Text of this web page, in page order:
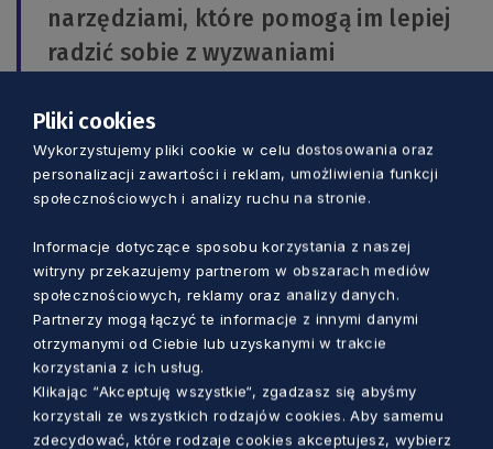
narzędziami, które pomogą im lepiej
radzić sobie z wyzwaniami
Oskar Stabno, przewodniczący Komisji
ds. Zdrowia i Sportu Młodzieżowego
Sejmiku Województwa Pomorskiego
Dla tych, którzy chcą aktywnie uczestniczyć i
zdobywać praktyczne umiejętności,
organizowane są panele dyskusyjne oraz
warsztaty. Podczas nich można nauczyć się
skutecznych sposobów radzenia sobie z
trudnościami, co może okazać się nieocenione
w codziennym życiu.
Pliki cookies
Wykorzystujemy pliki cookie w celu dostosowania oraz
personalizacji zawartości i reklam, umożliwienia funkcji
społecznościowych i analizy ruchu na stronie.
Informacje dotyczące sposobu korzystania z naszej
witryny przekazujemy partnerom w obszarach mediów
społecznościowych, reklamy oraz analizy danych.
Partnerzy mogą łączyć te informacje z innymi danymi
otrzymanymi od Ciebie lub uzyskanymi w trakcie
korzystania z ich usług.
Klikając “Akceptuję wszystkie“, zgadzasz się abyśmy
korzystali ze wszystkich rodzajów cookies. Aby samemu
zdecydować, które rodzaje cookies akceptujesz, wybierz